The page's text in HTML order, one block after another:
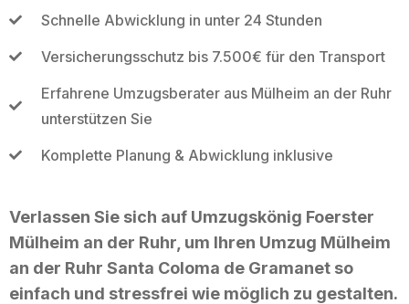
Schnelle Abwicklung in unter 24 Stunden
Versicherungsschutz bis 7.500€ für den Transport
Erfahrene Umzugsberater aus Mülheim an der Ruhr
unterstützen Sie
Komplette Planung & Abwicklung inklusive
Verlassen Sie sich auf Umzugskönig Foerster
Mülheim an der Ruhr, um Ihren Umzug Mülheim
an der Ruhr Santa Coloma de Gramanet so
einfach und stressfrei wie möglich zu gestalten.